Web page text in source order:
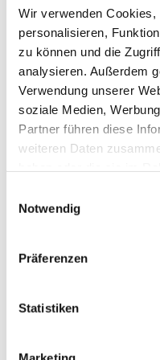
Wir verwenden
personalisieren,
zu können und die
analysieren. Außerdem
Verwendung unserer
soziale Medien,
Partner führen diese
weiteren Daten
Notwendig
Präferenzen
Statistiken
Der ASB Hausnotruf bietet
sorgt er dafür, dass Sie
Im Fachbereich „Soziale
Nürnberger Land bieten
kompetent und